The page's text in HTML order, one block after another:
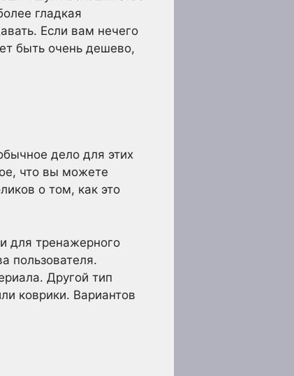
гладкая
Если вам нечего
быть очень дешево,
дело для этих
что вы можете
о том, как это
для тренажерного
пользователя.
Другой тип
коврики. Вариантов